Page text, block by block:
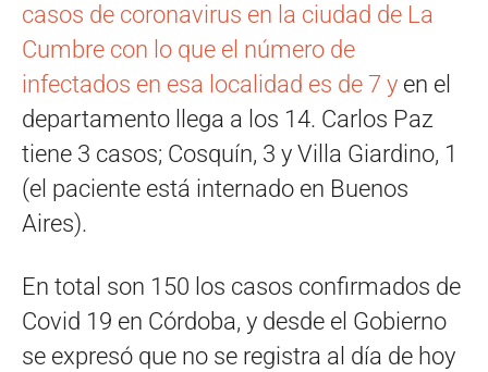
casos de coronavirus en la ciudad de La
Cumbre con lo que el número de
infectados en esa localidad es de 7 y en el
departamento llega a los 14. Carlos Paz
tiene 3 casos; Cosquín, 3 y Villa Giardino, 1
(el paciente está internado en Buenos
Aires).
En total son 150 los casos confirmados de
Covid 19 en Córdoba, y desde el Gobierno
se expresó que no se registra al día de hoy